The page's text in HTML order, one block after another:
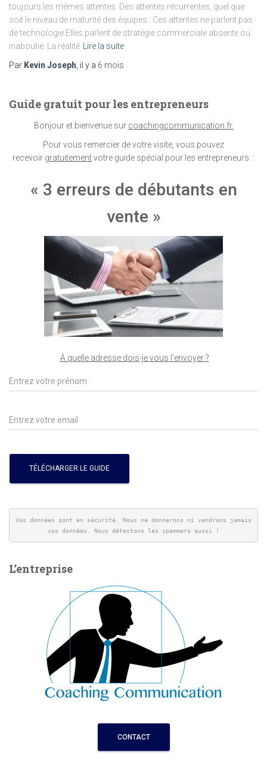
toujours les mêmes attentes. Des attentes récurrentes, quel que
soit le niveau de maturité des équipes : Ces attentes ne parlent pas
de technologie.Elles parlent de stratégie commerciale absente ou
inaboutie. La réalité
Lire la suite
Par Kevin Joseph , il y a 6 mois
Guide gratuit pour les entrepreneurs
Bonjour et bienvenue sur coachingcommunication.fr.
Pour vous remercier de votre visite, vous pouvez
recevoir gratuitementvotre guide spécial pour les entrepreneurs :
« 3 erreurs de débutants en
vente »
À quelle adresse dois-je vous l’envoyer ?
Vos données sont en sécurité. Nous ne donnerons ni vendrons jamais
vos données. Nous détestons les spammers aussi !
L’entreprise
CONTACT